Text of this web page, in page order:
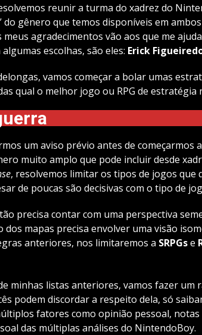
reunir a turma do xadrez do
do gênero que temos disponíveis em
meus agradecimentos vão aos que me
escolhas, são eles: Erick
vamos começar a bolar umas
qual o melhor jogo ou RPG de estratégia
um aviso prévio antes de começarmos
muito amplo que pode incluir desde
, resolvemos limitar os tipos de jogos que
de poucas são decisivas com o tipo de
precisa contar com uma perspectiva
dos mapas precisa envolver uma visão
anteriores, nos limitaremos a SRPGse
minhas listas anteriores, vamos fazer um
podem discordar a respeito dela, só
fatores como opinião pessoal,
das múltiplas análises do NintendoBoy.